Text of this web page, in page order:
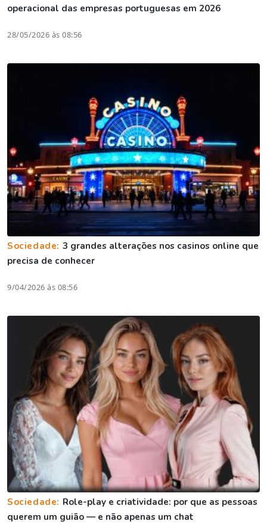
operacional das empresas portuguesas em 2026
28/05/2026 às 08:56
Sociedade: 3 grandes alterações nos casinos online que
precisa de conhecer
9/04/2026 às 08:56
Sociedade: Role-play e criatividade: por que as pessoas
querem um guião — e não apenas um chat